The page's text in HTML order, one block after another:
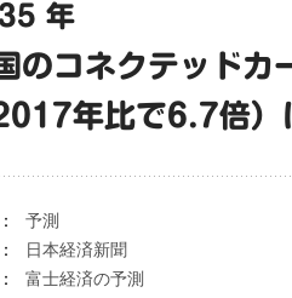
年
のコネクテッドカ
2017年比で6.7倍）
予測
日本経済新聞
富士経済の予測